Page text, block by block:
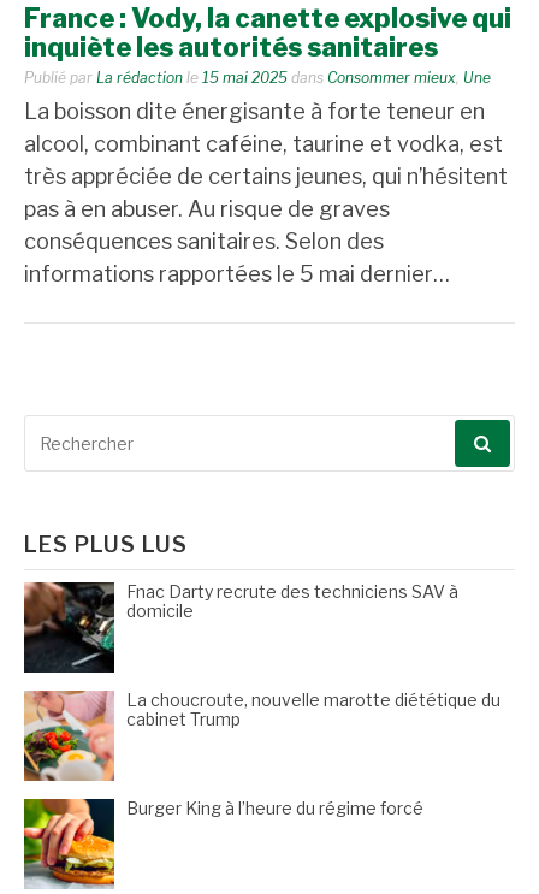
France : Vody, la canette explosive qui
inquiète les autorités sanitaires
Publié par La rédaction le 15 mai 2025 dans Consommer mieux, Une
La boisson dite énergisante à forte teneur en
alcool, combinant caféine, taurine et vodka, est
très appréciée de certains jeunes, qui n’hésitent
pas à en abuser. Au risque de graves
conséquences sanitaires. Selon des
informations rapportées le 5 mai dernier…
LES PLUS LUS
Fnac Darty recrute des techniciens SAV à
domicile
La choucroute, nouvelle marotte diététique du
cabinet Trump
Burger King à l’heure du régime forcé